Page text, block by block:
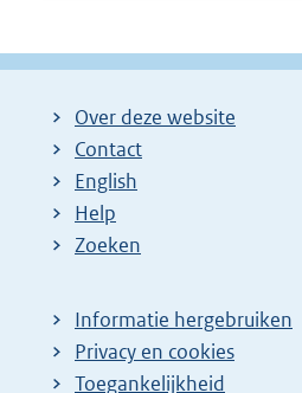
Over deze website
Contact
English
Help
Zoeken
Informatie hergebruiken
Privacy en cookies
Toegankelijkheid